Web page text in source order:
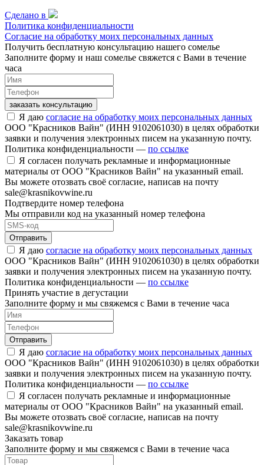
Сделано в
Политика конфиденциальности
Согласие на обработку моих персональных данных
Получить бесплатную консультацию нашего сомелье
Заполните форму и наш сомелье свяжется с Вами в течение
часа
заказать консультацию
Я даю согласие на обработку моих персональных данных
ООО "Красников Вайн" (ИНН 9102061030) в целях обработки
заявки и получения электронных писем на указанную почту.
Политика конфиденциальности — по ссылке
Я согласен получать рекламные и информационные
материалы от ООО "Красников Вайн" на указанный email.
Вы можете отозвать своё согласие, написав на почту
sale@krasnikovwine.ru
Подтвердите номер телефона
Мы отправили код на указанный номер телефона
Отправить
Я даю согласие на обработку моих персональных данных
ООО "Красников Вайн" (ИНН 9102061030) в целях обработки
заявки и получения электронных писем на указанную почту.
Политика конфиденциальности — по ссылке
Принять участие в дегустации
Заполните форму и мы свяжемся с Вами в течение часа
Отправить
Я даю согласие на обработку моих персональных данных
ООО "Красников Вайн" (ИНН 9102061030) в целях обработки
заявки и получения электронных писем на указанную почту.
Политика конфиденциальности — по ссылке
Я согласен получать рекламные и информационные
материалы от ООО "Красников Вайн" на указанный email.
Вы можете отозвать своё согласие, написав на почту
sale@krasnikovwine.ru
Заказать товар
Заполните форму и мы свяжемся с Вами в течение часа